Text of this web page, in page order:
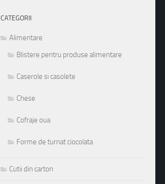
CATEGORII
Alimentare
Blistere pentru produse alimentare
Caserole si casolete
Chese
Cofraje oua
Forme de turnat ciocolata
Cutii din carton